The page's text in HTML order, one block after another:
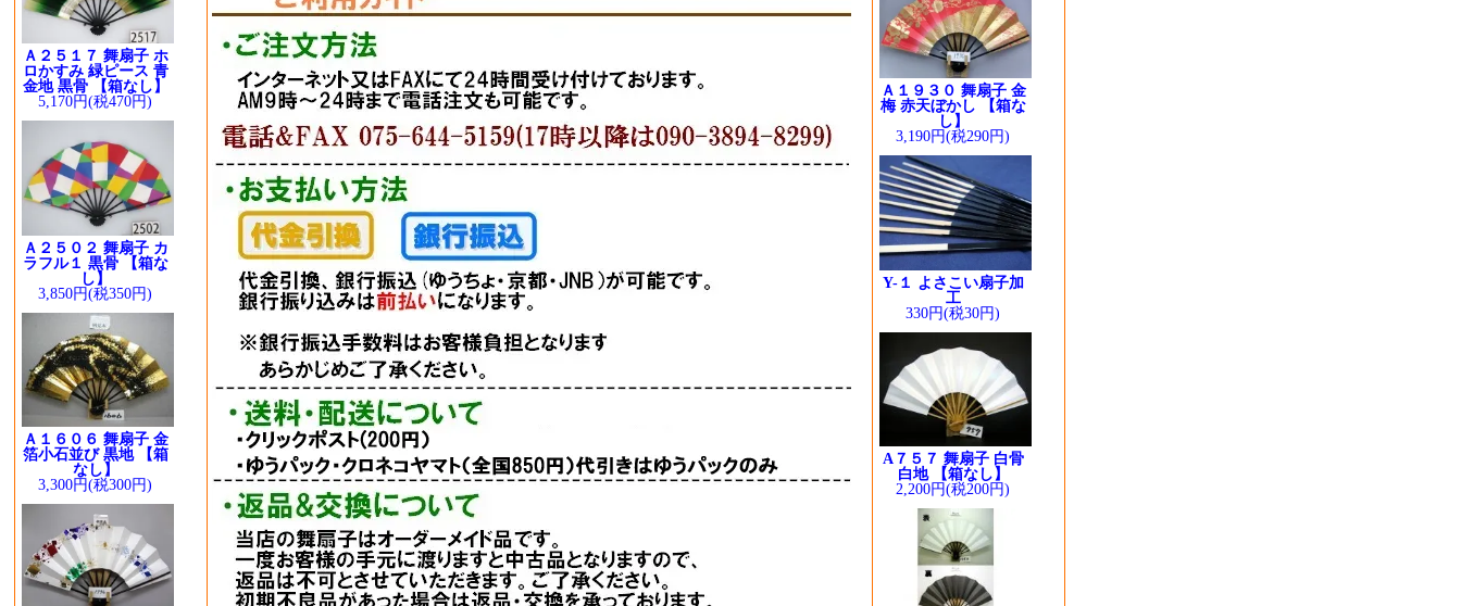
Ａ２５１７ 舞扇子 ホ
ロかすみ 緑ピース 青
金地 黒骨 【箱なし】
5,170円(税470円)
Ａ２５０２ 舞扇子 カ
ラフル１ 黒骨 【箱な
し】
3,850円(税350円)
Ａ１６０６ 舞扇子 金
箔小石並び 黒地 【箱
なし】
3,300円(税300円)
Ａ１９３０ 舞扇子 金
梅 赤天ぼかし 【箱な
し】
3,190円(税290円)
Y-１ よさこい扇子加
工
330円(税30円)
A７５７ 舞扇子 白骨
白地 【箱なし】
2,200円(税200円)